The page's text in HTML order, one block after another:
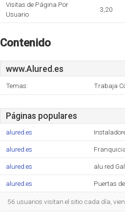
Visitas de Página Por
Usuario
3,20
Contenido
www.Alured.es
Temas: Trabaja
Páginas populares
alured.es
alured.es
alured.es alu red
alured.es Puertas
56 usuarios visitan el sitio cada día,